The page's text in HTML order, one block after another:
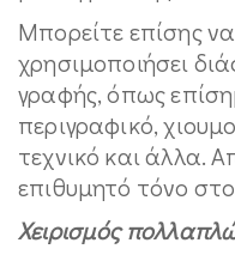
Μπορείτε επίσης
χρησιμοποιήσει
γραφής, όπως
περιγραφικό,
τεχνικό και άλλα.
επιθυμητό τόνο
Χειρισμός